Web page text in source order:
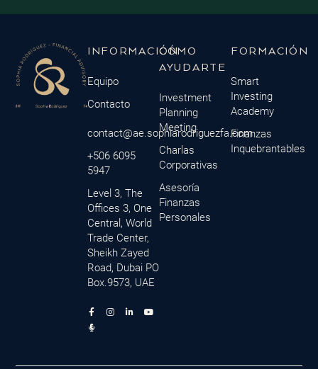
INFORMACIÓN
Equipo
Contacto
contact@ae.sophiarodriguezfa.com
+506 6095
5947
Level 3, The
Offices 3, One
Central, World
Trade Center,
Sheikh Zayed
Road, Dubai PO
Box.9573, UAE
F
a
c
e
I
n
L
i
Y
o
M
i
c
r
CÓMO
AYUDARTE
Investment
Planning
Meeting
Charlas
Corporativas
Asesoría
Finanzas
Personales
FORMACIÓN
Smart
Investing
Academy
Finanzas
Inquebrantables